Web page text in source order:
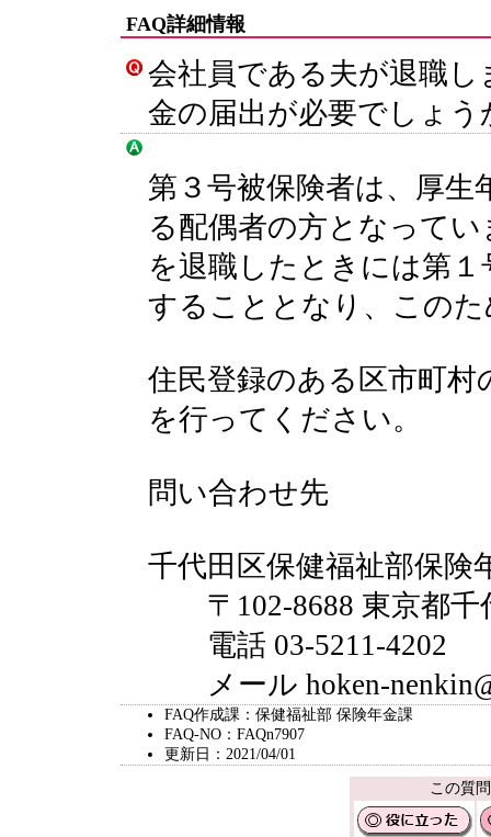
FAQ詳細情報
会社員である夫が退職
金の届出が必要でしょう
第３号被保険者は、厚
る配偶者の方となって
を退職したときには第
することとなり、この
住民登録のある区市町村
を行ってください。
問い合わせ先
千代田区保健福祉部保
〒102-8688 東京都千
電話 03-5211-4202
メール hoken-
FAQ作成課：保健福祉部 保険年金課
FAQ-NO：FAQn7907
更新日：2021/04/01
この質